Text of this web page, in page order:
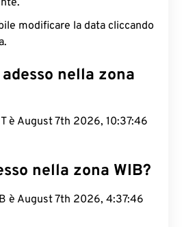
modificare la data cliccando
nella zona
è August 7th 2026, 10:37:47
nella zona WIB?
è August 7th 2026, 4:37:47